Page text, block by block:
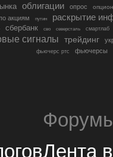
облигации опрос
акциям путин раскрытие
сбербанк сво северсталь смартлаб
сигналы трейдинг
фьючерс ртс фьючерсы
Лента